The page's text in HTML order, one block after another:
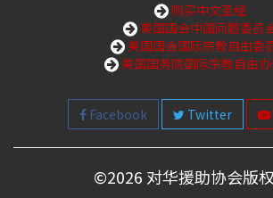
购买中文圣经
美国国会中国问题委员
美国国会国际宗教自由委
美国国务院国际宗教自由
Facebook Twitter
©2026 对华援助协会版